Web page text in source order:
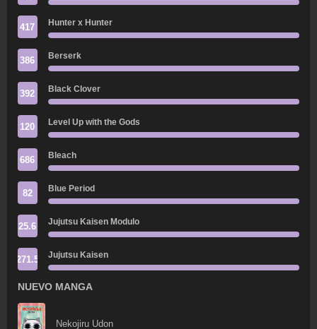
417 Hunter x Hunter
386 Berserk
392 Black Clover
120 Level Up with the Gods
686 Bleach
82 Blue Period
25.6 Jujutsu Kaisen Modulo
271.5 Jujutsu Kaisen
NUEVO MANGA
Nekojiru Udon